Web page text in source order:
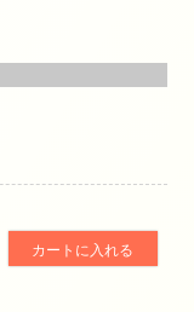
カートに入れる